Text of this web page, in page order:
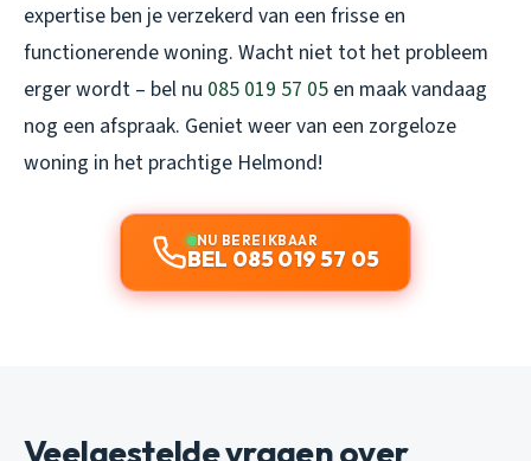
expertise ben je verzekerd van een frisse en
functionerende woning. Wacht niet tot het probleem
erger wordt – bel nu 085 019 57 05 en maak vandaag
nog een afspraak. Geniet weer van een zorgeloze
woning in het prachtige Helmond!
NU BEREIKBAAR
BEL 085 019 57 05
Veelgestelde vragen over